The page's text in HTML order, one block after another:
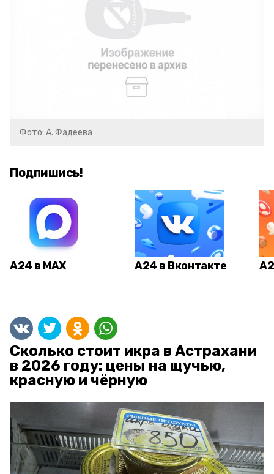
Фото: А. Фадеева
Подпишись!
А24 в MAX А24 в Вконтакте
Сколько стоит икра в Астрахани
в 2026 году: цены на щучью,
красную и чёрную